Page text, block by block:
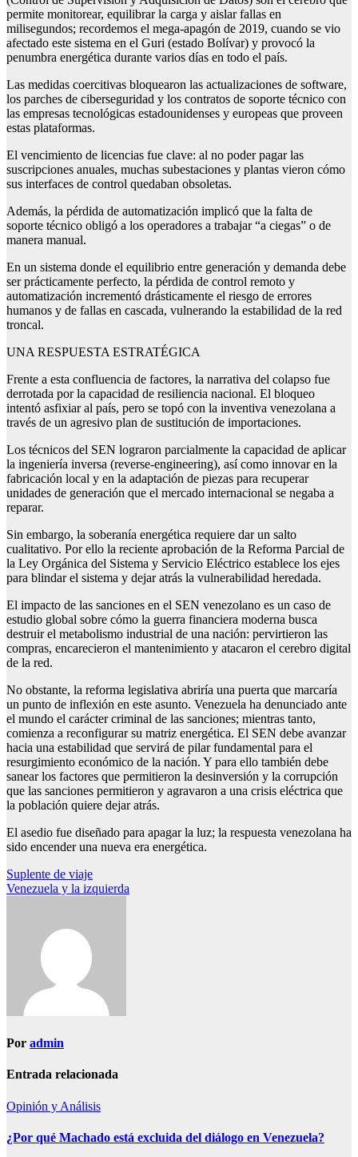
permite monitorear, equilibrar la carga y aislar fallas en
milisegundos; recordemos el mega-apagón de 2019, cuando se vio
afectado este sistema en el Guri (estado Bolívar) y provocó la
penumbra energética durante varios días en todo el país.
Las medidas coercitivas bloquearon las actualizaciones de software,
los parches de ciberseguridad y los contratos de soporte técnico con
las empresas tecnológicas estadounidenses y europeas que proveen
estas plataformas.
El vencimiento de licencias fue clave: al no poder pagar las
suscripciones anuales, muchas subestaciones y plantas vieron cómo
sus interfaces de control quedaban obsoletas.
Además, la pérdida de automatización implicó que la falta de
soporte técnico obligó a los operadores a trabajar “a ciegas” o de
manera manual.
En un sistema donde el equilibrio entre generación y demanda debe
ser prácticamente perfecto, la pérdida de control remoto y
automatización incrementó drásticamente el riesgo de errores
humanos y de fallas en cascada, vulnerando la estabilidad de la red
troncal.
UNA RESPUESTA ESTRATÉGICA
Frente a esta confluencia de factores, la narrativa del colapso fue
derrotada por la capacidad de resiliencia nacional. El bloqueo
intentó asfixiar al país, pero se topó con la inventiva venezolana a
través de un agresivo plan de sustitución de importaciones.
Los técnicos del SEN lograron parcialmente la capacidad de aplicar
la ingeniería inversa (reverse-engineering), así como innovar en la
fabricación local y en la adaptación de piezas para recuperar
unidades de generación que el mercado internacional se negaba a
reparar.
Sin embargo, la soberanía energética requiere dar un salto
cualitativo. Por ello la reciente aprobación de la Reforma Parcial de
la Ley Orgánica del Sistema y Servicio Eléctrico establece los ejes
para blindar el sistema y dejar atrás la vulnerabilidad heredada.
El impacto de las sanciones en el SEN venezolano es un caso de
estudio global sobre cómo la guerra financiera moderna busca
destruir el metabolismo industrial de una nación: pervirtieron las
compras, encarecieron el mantenimiento y atacaron el cerebro digital
de la red.
No obstante, la reforma legislativa abriría una puerta que marcaría
un punto de inflexión en este asunto. Venezuela ha denunciado ante
el mundo el carácter criminal de las sanciones; mientras tanto,
comienza a reconfigurar su matriz energética. El SEN debe avanzar
hacia una estabilidad que servirá de pilar fundamental para el
resurgimiento económico de la nación. Y para ello también debe
sanear los factores que permitieron la desinversión y la corrupción
que las sanciones permitieron y agravaron a una crisis eléctrica que
la población quiere dejar atrás.
El asedio fue diseñado para apagar la luz; la respuesta venezolana ha
sido encender una nueva era energética.
Navegación
de
Suplente de viaje
Venezuela y la izquierda
Por admin
Entrada relacionada
Opinión y Análisis
¿Por qué Machado está excluida del diálogo en Venezuela?